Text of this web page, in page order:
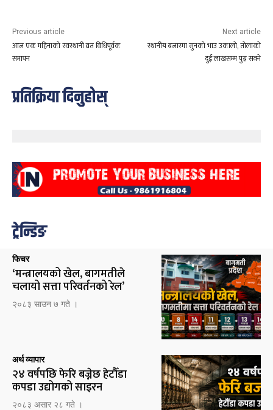
Previous article
आज एक महिनाको स्वस्थानी व्रत विधिपूर्वक
समापन
Next article
स्थानीय बजारमा सुनको भाउ उकालो, तोलाको
दुई लाखसम्म पुग्न सक्ने
प्रतिक्रिया दिनुहोस्
ट्रेन्डिङ
फिचर
‘मन्त्रालयको खेल, बागमतीले
चलायो सत्ता परिवर्तनको रेल’
२०८३ साउन ७ गते ।
अर्थ व्यापार
२४ वर्षपछि फेरि बज्नेछ हेटौँडा
कपडा उद्योगको साइरन
२०८३ असार २८ गते ।